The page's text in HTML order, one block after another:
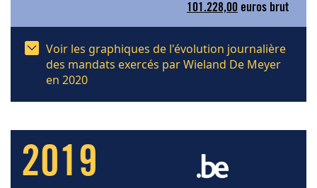
101.228,00 euros brut
Voir les graphiques de l'évolution journalière
des mandats exercés par Wieland De Meyer
en 2020
2019